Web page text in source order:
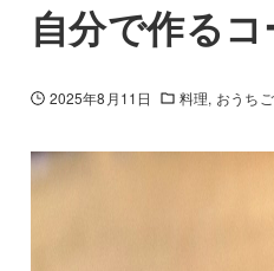
自分で作る
2025年8月11日 料理 おうち